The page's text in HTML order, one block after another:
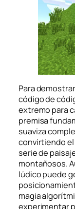
Para
código de
extremo para
premisa
suaviza
convirtiendo el
serie de
montañosos.
lúdico puede
magia
experimentar